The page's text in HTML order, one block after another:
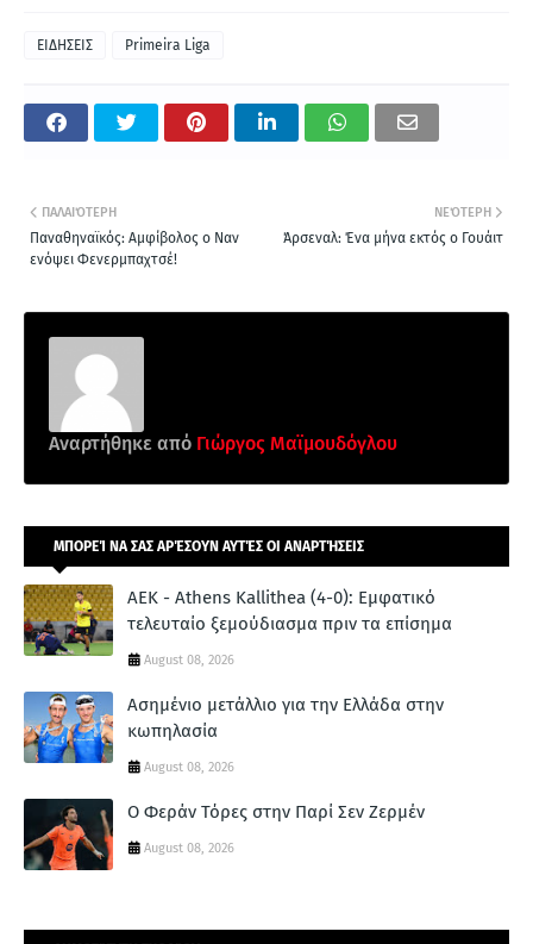
ΕΙΔΗΣΕΙΣ Primeira Liga
ΝΕΌΤΕΡΗ
Άρσεναλ: Ένα μήνα εκτός ο Γουάιτ
ΠΑΛΑΙΌΤΕΡΗ
Παναθηναϊκός: Αμφίβολος ο Ναν
ενόψει Φενερμπαχτσέ!
Αναρτήθηκε από Γιώργος Μαϊμουδόγλου
ΜΠΟΡΕΊ ΝΑ ΣΑΣ ΑΡΈΣΟΥΝ ΑΥΤΈΣ ΟΙ ΑΝΑΡΤΉΣΕΙΣ
ΑΕΚ - Athens Kallithea (4-0): Εμφατικό
τελευταίο ξεμούδιασμα πριν τα επίσημα
August 08, 2026
Ασημένιο μετάλλιο για την Ελλάδα στην
κωπηλασία
August 08, 2026
Ο Φεράν Τόρες στην Παρί Σεν Ζερμέν
August 08, 2026